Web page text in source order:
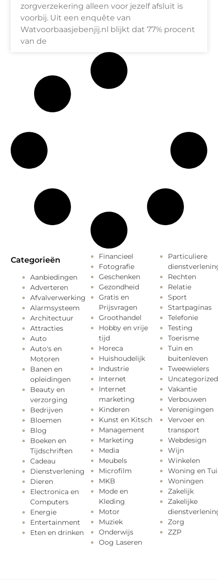
zorgverzekering alleen voor jezelf afsluit is
voorbij. Uit een enquête van
Watvoorbaasjebenjij.nl blijkt dat 77% procent
van de
Categorieën
Aanbiedingen
Adverteren
Afvalverwerking
Alarmsysteem
Architectuur
Attracties
Auto
Auto's en
Motoren
Banen en
opleidingen
Beauty en
verzorging
Bedrijven
Bloemen
Blog
Boeken en
Tijdschriften
Cadeau
Dienstverlening
Dieren
Electronica en
Computers
Energie
Entertainment
Eten en drinken
Financieel
Fotografie
Geschenken
Gezondheid
Gratis en
Prijsvragen
Groothandel
Hobby en vrije
tijd
Horeca
Huishoudelijk
Industrie
Internet
Internet
marketing
Kinderen
Kunst en Kitsch
Management
Marketing
Media
Meubels
Microfilm
MKB
Mode en
Kleding
Motor
Muziek
Onderwijs
Oog Laseren
Particuliere
Rechten
Relatie
Sport
Startpaginas
Telefonie
Testing
Toerisme
Tuin en
buitenleven
Tweewielers
Uncategorized
Vakantie
Verbouwen
Verenigingen
Vervoer en
transport
Webdesign
Wijn
Winkelen
Woning en
Woningen
Zakelijk
Zakelijke
Zorg
ZZP